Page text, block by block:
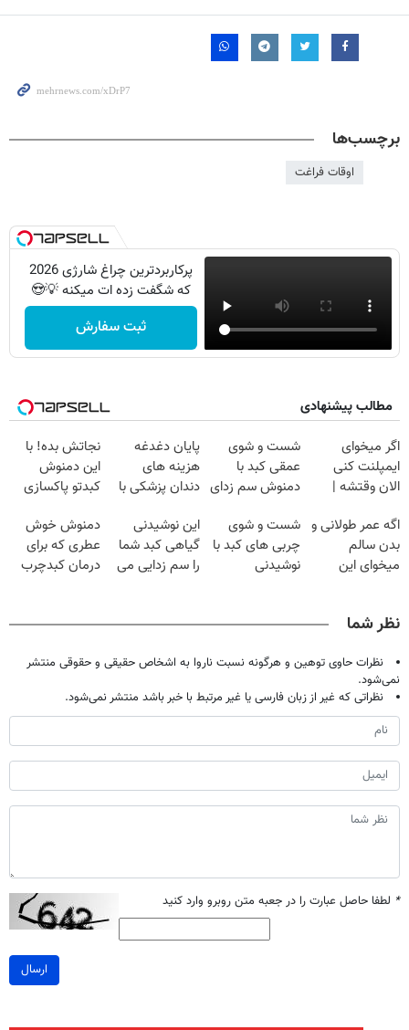
برچسب‌ها
اوقات فراغت
پرکاربردترین چراغ شارژی 2026
که شگفت زده ات میکنه 💡😍
ثبت سفارش
مطالب پیشنهادی
اگر میخوای
ایمپلنت کنی
الان وقتشه |
میلیون تومان!!!
شست و شوی
عمقی کبد با
دمنوش سم زدای
پایان دغدغه
هزینه های
دندان پزشکی با
خانگی
نجاتش بده! با
این دمنوش
کبدتو پاکسازی
مرجوعی
اگه عمر طولانی و
بدن سالم
میخوای این
شست و شوی
چربی های کبد با
نوشیدنی
این نوشیدنی
گیاهی کبد شما
را سم زدایی می
دمنوش خوش
عطری که برای
درمان کبدچرب
نظر شما
نظرات حاوی توهین و هرگونه نسبت ناروا به اشخاص حقیقی و حقوقی منتشر
نمی‌شود.
نظراتی که غیر از زبان فارسی یا غیر مرتبط با خبر باشد منتشر نمی‌شود.
* لطفا حاصل عبارت را در جعبه متن روبرو وارد کنید
ارسال